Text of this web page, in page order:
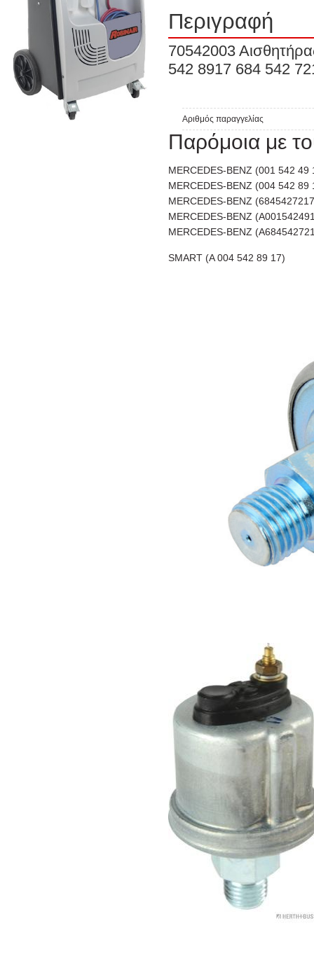
Περιγραφή
70542003
542 8917 684 542
Αριθμός παραγγελίας
Παρόμοια με
MERCEDES-BENZ (001 542 49
MERCEDES-BENZ (004 542 89
MERCEDES-BENZ
MERCEDES-BENZ
MERCEDES-BENZ
SMART (A 004 542 89 17)